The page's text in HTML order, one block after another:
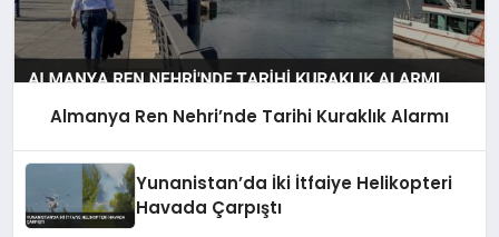
Almanya Ren Nehri’nde Tarihi Kuraklık Alarmı
Yunanistan’da İki İtfaiye Helikopteri
Havada Çarpıştı